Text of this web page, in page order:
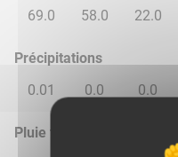
69.0
58.0 22.0
Précipitations
0.01
0.0 0.0
Pluie total